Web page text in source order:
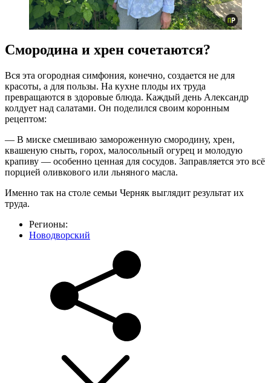
Смородина и хрен сочетаются?
Вся эта огородная симфония, конечно, создается не для
красоты, а для пользы. На кухне плоды их труда
превращаются в здоровые блюда. Каждый день Александр
колдует над салатами. Он поделился своим коронным
рецептом:
— В миске смешиваю замороженную смородину, хрен,
квашеную сныть, горох, малосольный огурец и молодую
крапиву — особенно ценная для сосудов. Заправляется это всё
порцией оливкового или льняного масла.
Именно так на столе семьи Черняк выглядит результат их
труда.
Регионы:
Новодворский